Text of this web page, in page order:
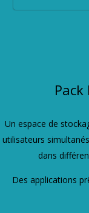
Un espace de
utilisateurs
dans
Des applications